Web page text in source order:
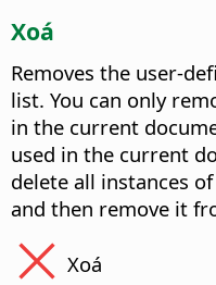
Xoá
Removes the user-
list. You can only
in the current
used in the current
delete all instances
and then remove it
Xoá